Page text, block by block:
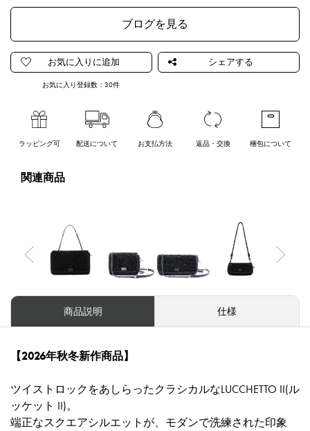
ブログを見る
お気に入り登録数：30件
ラッピング可 配送について お支払方法 返品・交換 梱包について
関連商品
Previous
商品説明 仕様
【2026年秋冬新作商品】
ツイストロックをあしらったクラシカルなLUCCHETTO II(ル
ッケット II)。
端正なスクエアシルエットが、モダンで洗練された印象